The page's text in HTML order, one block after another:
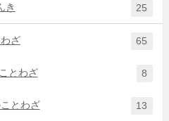
き 25
ざ 65
とわざ 8
とわざ 13